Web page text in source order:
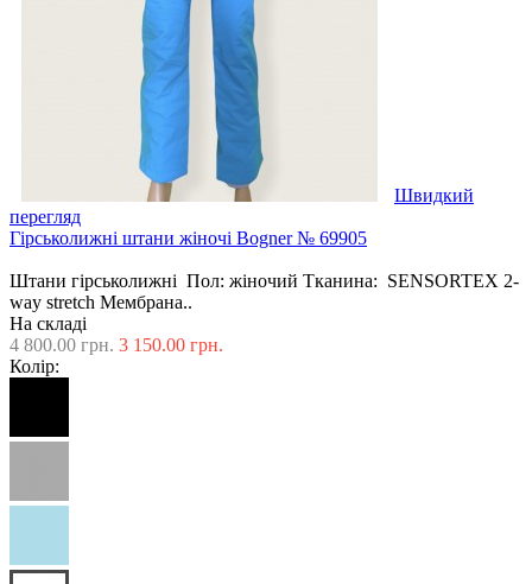
Швидкий
перегляд
Гірськолижні штани жіночі Bogner № 69905
Штани гірськолижні Пол: жіночий Тканина: SENSORTEX 2-
way stretch Мембрана..
На складі
4 800.00 грн. 3 150.00 грн.
Колір: